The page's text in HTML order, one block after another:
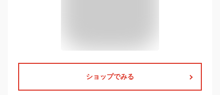
ショップでみる